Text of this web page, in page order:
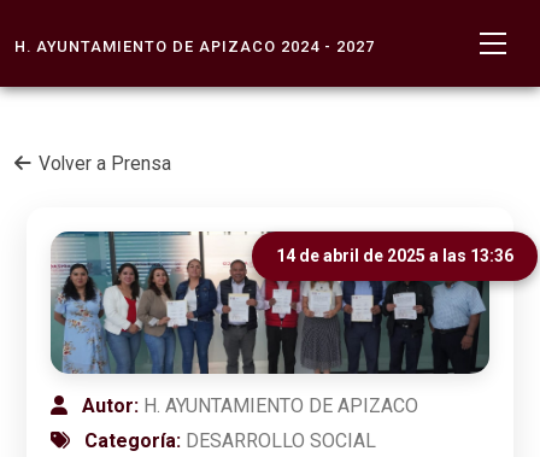
H. AYUNTAMIENTO DE APIZACO 2024 - 2027
Volver a Prensa
14 de abril de 2025 a las 13:36
Autor: H. AYUNTAMIENTO DE APIZACO
Categoría: DESARROLLO SOCIAL